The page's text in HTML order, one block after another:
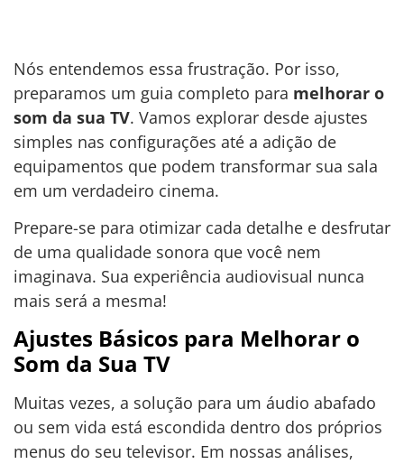
Nós entendemos essa frustração. Por isso,
preparamos um guia completo para melhorar o
som da sua TV. Vamos explorar desde ajustes
simples nas configurações até a adição de
equipamentos que podem transformar sua sala
em um verdadeiro cinema.
Prepare-se para otimizar cada detalhe e desfrutar
de uma qualidade sonora que você nem
imaginava. Sua experiência audiovisual nunca
mais será a mesma!
Ajustes Básicos para Melhorar o
Som da Sua TV
Muitas vezes, a solução para um áudio abafado
ou sem vida está escondida dentro dos próprios
menus do seu televisor. Em nossas análises,